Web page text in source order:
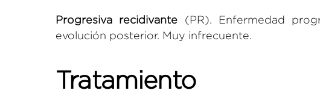
Progresiva recidivante (PR). Enfermedad
evolución posterior. Muy infrecuente.
Tratamiento